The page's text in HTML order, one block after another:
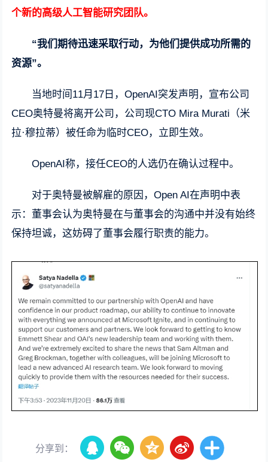
个新的高级人工智能研究团队。
“我们期待迅速采取行动，为他们提供成功所需的
资源”。
当地时间11月17日，OpenAI突发声明，宣布公司
CEO奥特曼将离开公司，公司现CTO Mira Murati（米
拉·穆拉蒂）被任命为临时CEO，立即生效。
OpenAI称，接任CEO的人选仍在确认过程中。
对于奥特曼被解雇的原因，Open AI在声明中表
示：董事会认为奥特曼在与董事会的沟通中并没有始终
保持坦诚，这妨碍了董事会履行职责的能力。
分享到：